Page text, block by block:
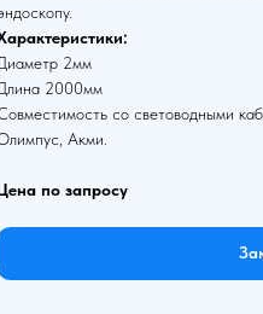
2мм
2000мм
со световодными
Акми.
по запросу